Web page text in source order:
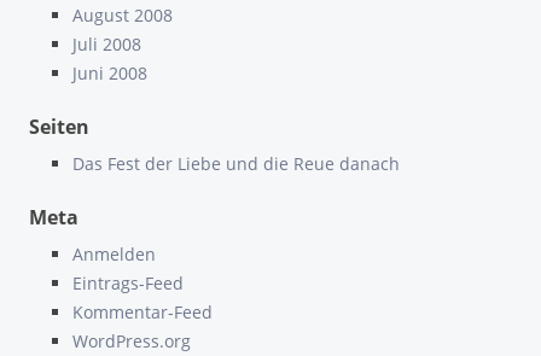
August 2008
Juli 2008
Juni 2008
Seiten
Das Fest der Liebe und die Reue danach
Meta
Anmelden
Eintrags-Feed
Kommentar-Feed
WordPress.org